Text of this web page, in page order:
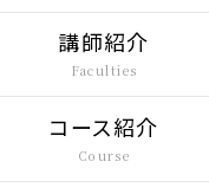
講師紹介
Faculties
コース紹介
Course